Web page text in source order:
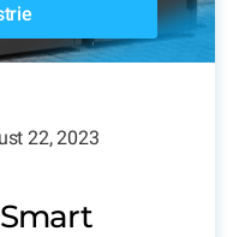
22, 2023